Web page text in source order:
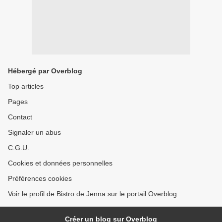
Hébergé par Overblog
Top articles
Pages
Contact
Signaler un abus
C.G.U.
Cookies et données personnelles
Préférences cookies
Voir le profil de Bistro de Jenna sur le portail Overblog
Créer un blog sur Overblog